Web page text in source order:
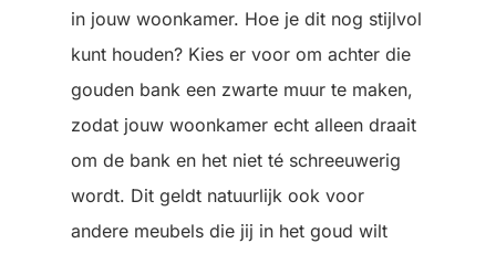
in jouw woonkamer. Hoe je dit nog stijlvol
kunt houden? Kies er voor om achter die
gouden bank een zwarte muur te maken,
zodat jouw woonkamer echt alleen draait
om de bank en het niet té schreeuwerig
wordt. Dit geldt natuurlijk ook voor
andere meubels die jij in het goud wilt